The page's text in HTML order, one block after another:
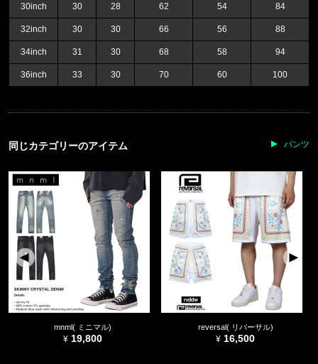
30inch 30 28 62 54 84
32inch 30 30 66 56 88
34inch 31 30 68 58 94
36inch 33 30 70 60 100
同じカテゴリーのアイテム パンツ
mnml( ミニマル)
19,800
reversal( リバーサル)
16,500